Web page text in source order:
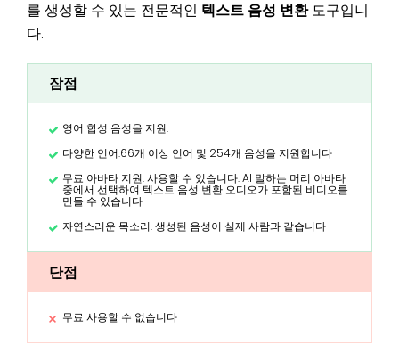
를 생성할 수 있는 전문적인 텍스트 음성 변환도구입니
다.
잠점
영어 합성 음성을 지원.
다양한 언어.66개 이상 언어 및 254개 음성을 지원합니다
무료 아바타 지원. 사용할 수 있습니다. AI 말하는 머리 아바타
중에서 선택하여 텍스트 음성 변환 오디오가 포함된 비디오를
만들 수 있습니다
자연스러운 목소리. 생성된 음성이 실제 사람과 같습니다
단점
무료 사용할 수 없습니다